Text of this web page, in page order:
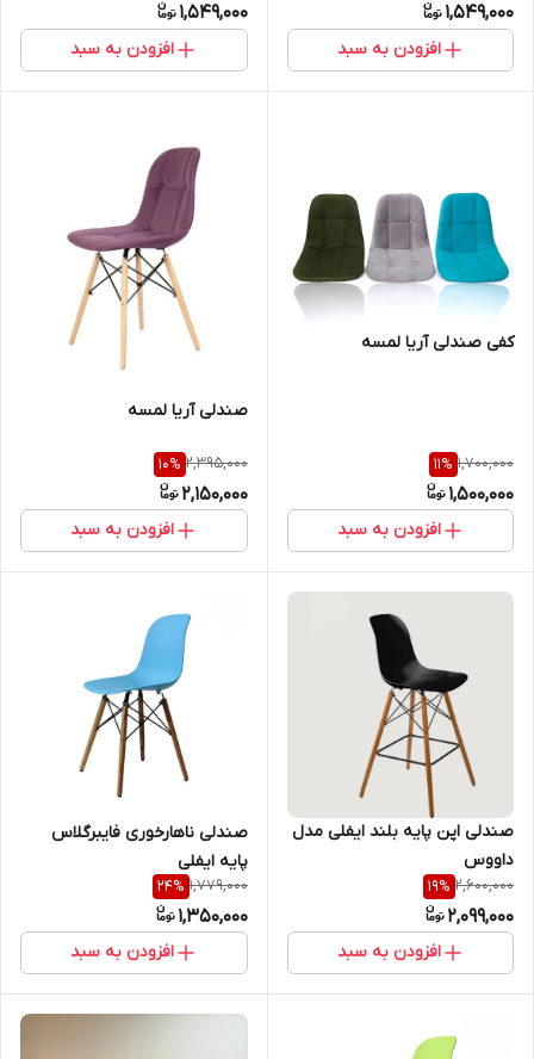
1,549,000
افزودن به سبد
1,549,000
افزودن به سبد
کفی صندلی آریا لمسه
1,700,000
11%
1,500,000
افزودن به سبد
صندلی آریا لمسه
2,395,000
10%
2,150,000
افزودن به سبد
صندلی اپن پایه بلند ایفلی مدل
داووس
2,600,000
19%
2,099,000
افزودن به سبد
صندلی ناهارخوری فایبرگلاس
پایه ایفلی
1,779,000
24%
1,350,000
افزودن به سبد